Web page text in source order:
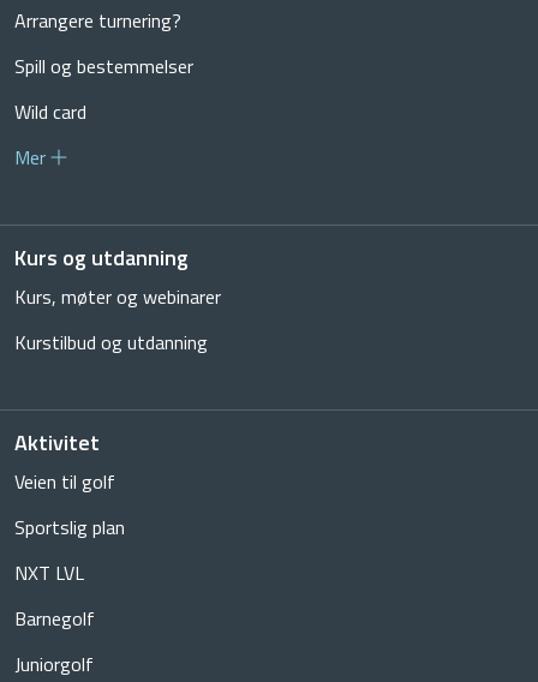
Arrangere turnering?
Spill og bestemmelser
Wild card
Mer
Kurs og utdanning
Kurs, møter og webinarer
Kurstilbud og utdanning
Aktivitet
Veien til golf
Sportslig plan
NXT LVL
Barnegolf
Juniorgolf